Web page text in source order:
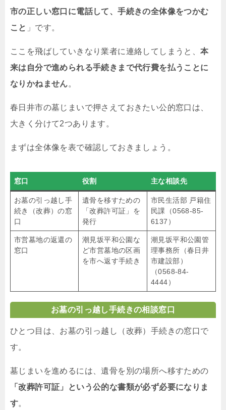
市の正しい窓口に電話して、手続きの全体像をつかむ
こと 」です。
ここを飛ばしていきなり業者に連絡してしまうと、本
来は自分で進められる手続きまで代行費を払うことに
なりかねません。
春日井市の墓じまいで押さえておきたい公的窓口は、
大きく分けて2つあります。
まずは全体像を表で確認しておきましょう。
窓口 役割 主な相談先
お墓の引っ越し手
続き（改葬）の窓
口
遺骨を移すための
「改葬許可証」を
発行
市民生活部 戸籍住
民課（0568-85-
6137）
市営墓地の返還の
窓口
潮見坂平和公園な
ど市営墓地の区画
を市へ返す手続き
潮見坂平和公園管
理事務所（春日井
市建設部）
（0568-84-
4444）
お墓の引っ越し手続きの相談窓口
ひとつ目は、お墓の引っ越し（改葬）手続きの窓口で
す。
墓じまいを進めるには、遺骨を別の場所へ移すための
「改葬許可証」という公的な書類が必ず必要になりま
す。